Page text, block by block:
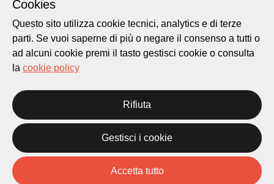
patrimonio@lugano.ch
t. +41 58 866 68 50
Sito istituzionale:
Privacy Policy
Credits
Homepage
Temi
Storie
Cookies
Questo sito utilizza cookie tecnici, analytics e di terze
parti. Se vuoi saperne di più o negare il consenso a tutti o
ad alcuni cookie premi il tasto gestisci cookie o consulta
la cookie policy
Rifiuta
Gestisci i cookie
Accetta tutto